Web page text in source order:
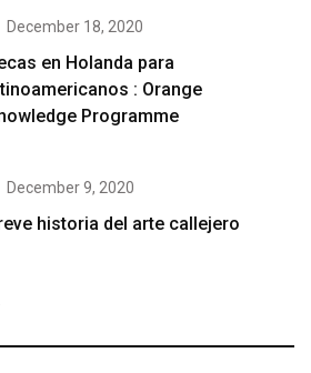
December 18, 2020
en Holanda para
: Orange
Programme
December 9, 2020
historia del arte callejero